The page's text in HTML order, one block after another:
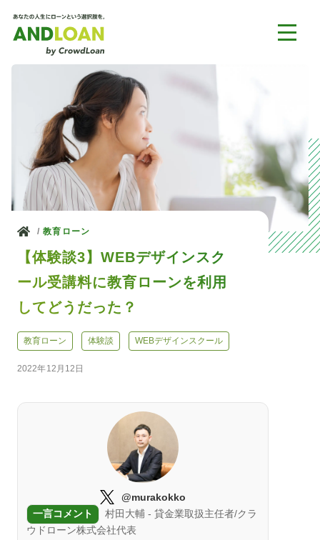
ホーム
教育ローン
【体験談3】WEBデザインスク
ール受講料に教育ローンを利用
してどうだった？
教育ローン 体験談 WEBデザインスクール
2022年12月12日
@murakokko
一言コメント
村田大輔 - 貸金業取扱主任者/クラ
ウドローン株式会社代表